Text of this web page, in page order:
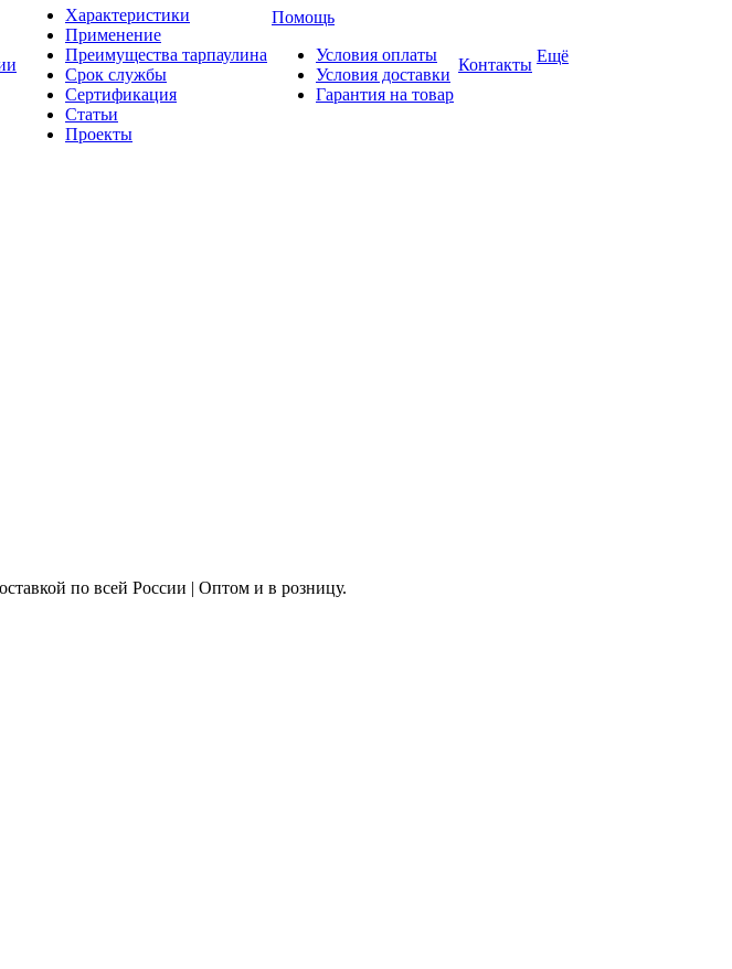
Характеристики
Применение
Преимущества тарпаулина
Срок службы
Сертификация
Статьи
Проекты
Помощь
Условия оплаты
Условия доставки
Гарантия на товар
Контакты Ещё
по всей России | Оптом и в розницу.